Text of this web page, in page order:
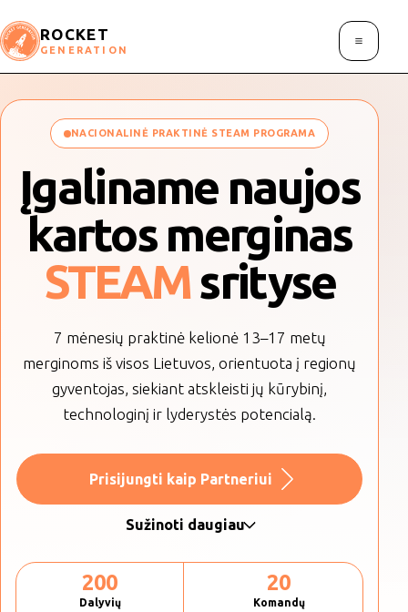
ROCKET
GENERATION
NACIONALINĖ PRAKTINĖ STEAM PROGRAMA
Įgaliname naujos
kartos merginas
STEAMsrityse
7 mėnesių praktinė kelionė 13–17 metų
merginoms iš visos Lietuvos, orientuota į regionų
gyventojas, siekiant atskleisti jų kūrybinį,
technologinį ir lyderystės potencialą.
Prisijungti kaip Partneriui
Sužinoti daugiau
200
Dalyvių
20
Komandų